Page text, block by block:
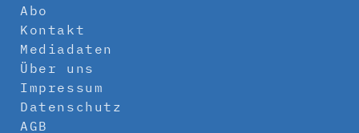
Abo
Kontakt
Mediadaten
Über uns
Impressum
Datenschutz
AGB